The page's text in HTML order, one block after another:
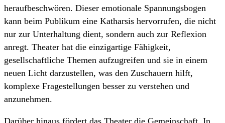
heraufbeschwören. Dieser emotionale Spannungsbogen
kann beim Publikum eine Katharsis hervorrufen, die nicht
nur zur Unterhaltung dient, sondern auch zur Reflexion
anregt. Theater hat die einzigartige Fähigkeit,
gesellschaftliche Themen aufzugreifen und sie in einem
neuen Licht darzustellen, was den Zuschauern hilft,
komplexe Fragestellungen besser zu verstehen und
anzunehmen.